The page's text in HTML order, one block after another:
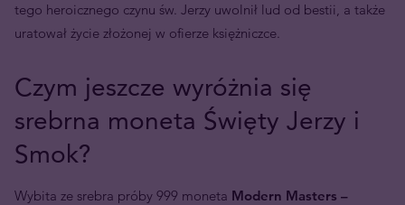
tego heroicznego czynu św. Jerzy uwolnił lud od bestii, a także
uratował życie złożonej w ofierze księżniczce.
Czym jeszcze wyróżnia się
srebrna moneta Święty Jerzy i
Smok?
Wybita ze srebra próby 999 moneta Modern Masters –